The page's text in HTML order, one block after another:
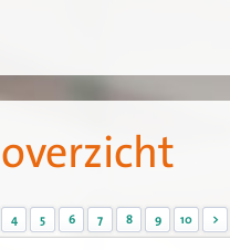
overzicht
4 5 6 7 8 9 10 >